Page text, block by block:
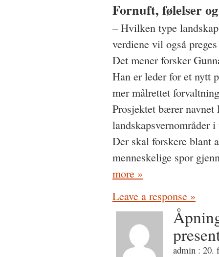
Fornuft, følelser
– Hvilken type
verdiene vil også
Det mener forsker
Han er leder for et nytt
mer målrettet
Prosjektet bærer
landskapsvernområder
Der skal forskere blant
menneskelige spor
more »
Leave a response »
admin : 20.